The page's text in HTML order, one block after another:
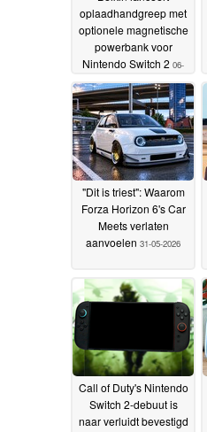
oplaadhandgreep met
optionele magnetische
powerbank voor
Nintendo Switch 2 06-
06-2026
"Dit is triest": Waarom
Forza Horizon 6's Car
Meets verlaten
aanvoelen 31-05-2026
Call of Duty's Nintendo
Switch 2-debuut is
naar verluidt bevestigd